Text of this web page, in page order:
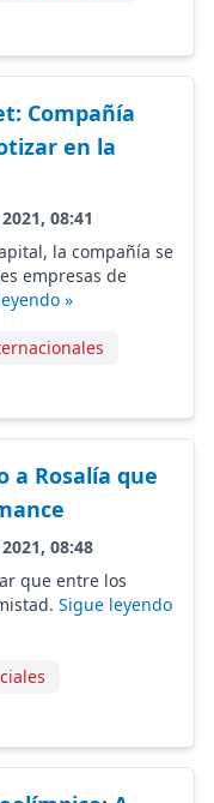
Compañía
en la
08:41
la compañía se
empresas de
»
a Rosalía que
08:48
que entre los
Sigue leyendo